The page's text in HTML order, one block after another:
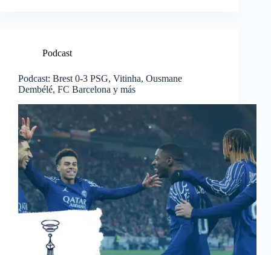
Podcast
Podcast: Brest 0-3 PSG, Vitinha, Ousmane
Dembélé, FC Barcelona y más